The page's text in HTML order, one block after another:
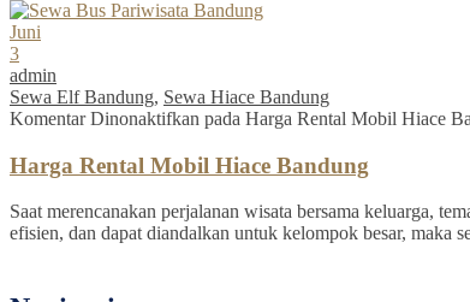
Juni
3
admin
Sewa Elf Bandung, Sewa Hiace Bandung
Komentar Dinonaktifkan pada Harga Rental Mobil Hiace
Harga Rental Mobil Hiace Bandung
Saat merencanakan perjalanan wisata bersama keluarga,
efisien, dan dapat diandalkan untuk kelompok besar, maka